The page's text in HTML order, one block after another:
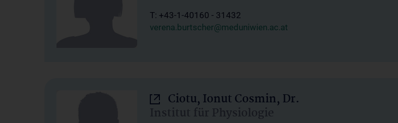
T: +43-1-40160 - 31432
verena.burtscher@meduniwien.ac.at
Ciotu, Ionut Cosmin, Dr.
Institut für Physiologie